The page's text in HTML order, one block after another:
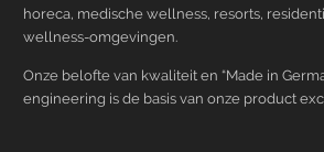
horeca, medische wellness, resorts,
wellness-omgevingen.
Onze belofte van kwaliteit en “Made in
engineering is de basis van onze product